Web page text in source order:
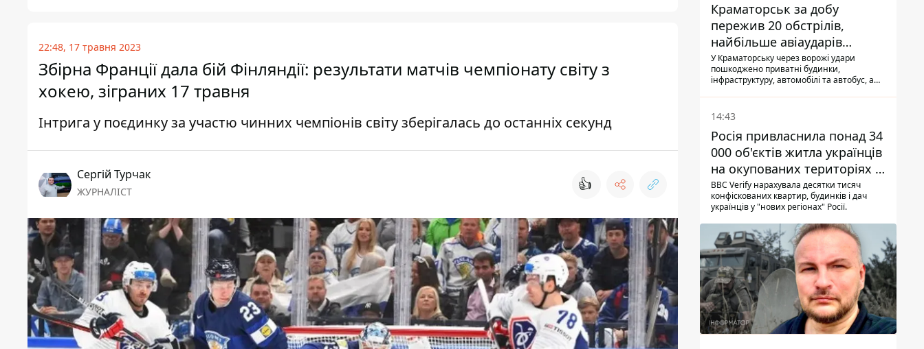
22:48, 17 травня 2023
Збірна Франції дала бій Фінляндії: результати матчів чемпіонату світу з
хокею, зіграних 17 травня
Інтрига у поєдинку за участю чинних чемпіонів світу зберігалась до останніх секунд
Сергій Турчак
ЖУРНАЛІСТ 👍
Краматорськ за добу
пережив 20 обстрілів,
найбільше авіаударів
КАБ-250
У Краматорську через ворожі удари
пошкоджено приватні будинки,
інфраструктуру, автомобілі та автобус, а
14:43
Росія привласнила понад 34
000 об'єктів житла українців
на окупованих територіях -
розслідування BBC
BBC Verify нарахувала десятки тисяч
конфіскованих квартир, будинків і дач
українців у "нових регіонах" Росії.